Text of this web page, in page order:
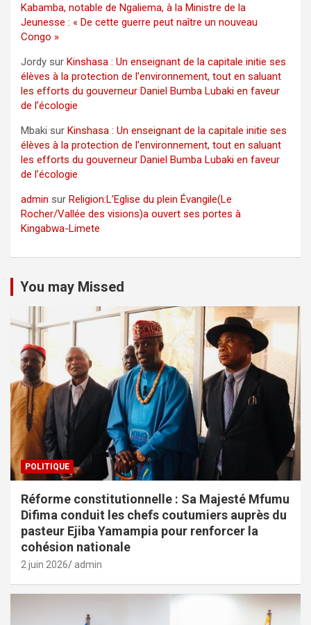
Kabamba, notable de Ngaliema, à la Ministre de la
Jeunesse : « De cette guerre peut naître un nouveau
Congo »
Jordy sur Kinshasa : Un enseignant de la capitale initie ses
élèves à la protection de l’environnement, tout en saluant
les efforts du gouverneur Daniel Bumba Lubaki en faveur
de l’écologie
Mbaki sur Kinshasa : Un enseignant de la capitale initie ses
élèves à la protection de l’environnement, tout en saluant
les efforts du gouverneur Daniel Bumba Lubaki en faveur
de l’écologie
admin sur Religion:L’Eglise du plein Évangile(Le
Rocher/Vallée des visions)a ouvert ses portes à
Kingabwa-Limete
You may Missed
POLITIQUE
Réforme constitutionnelle : Sa Majesté Mfumu
Difima conduit les chefs coutumiers auprès du
pasteur Ejiba Yamampia pour renforcer la
cohésion nationale
2 juin 2026 admin